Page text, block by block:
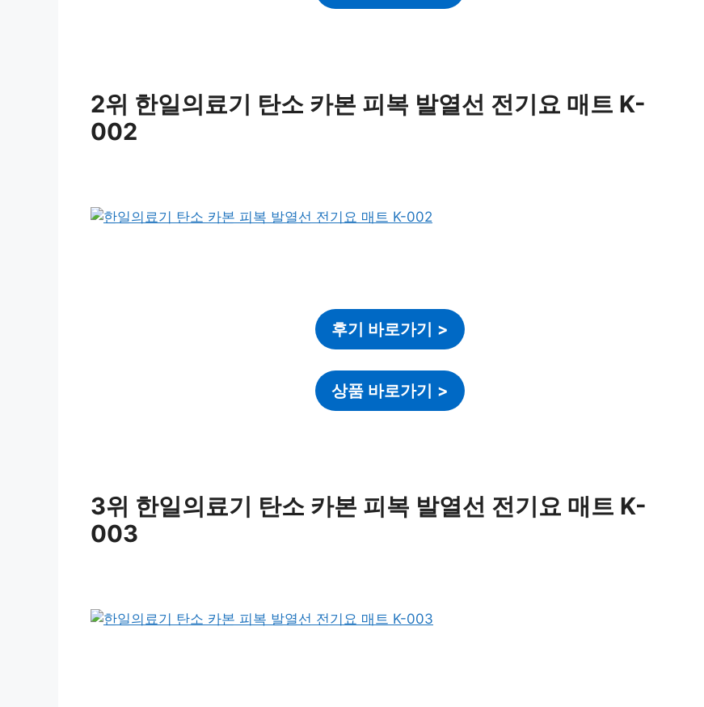
2위 한일의료기 탄소 카본 피복 발열선 전기요 매트 K-
002
후기 바로가기 >
상품 바로가기 >
3위 한일의료기 탄소 카본 피복 발열선 전기요 매트 K-
003